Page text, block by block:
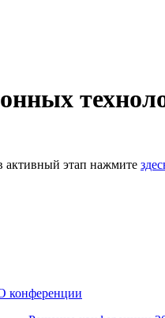
активный этап нажмите
конференции